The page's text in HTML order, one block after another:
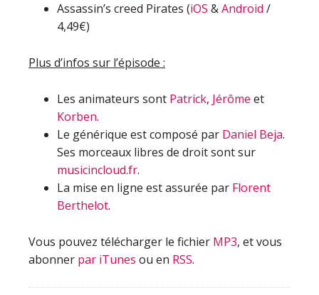
Assassin’s creed Pirates (iOS &Android /
4,49€)
Plus d’infos sur l’épisode :
Les animateurs sont Patrick, Jérôme et
Korben.
Le générique est composé par Daniel Beja.
Ses morceaux libres de droit sont sur
musicincloud.fr.
La mise en ligne est assurée par Florent
Berthelot.
Vous pouvez télécharger le fichier MP3, et vous
abonner par iTunes ou en RSS.